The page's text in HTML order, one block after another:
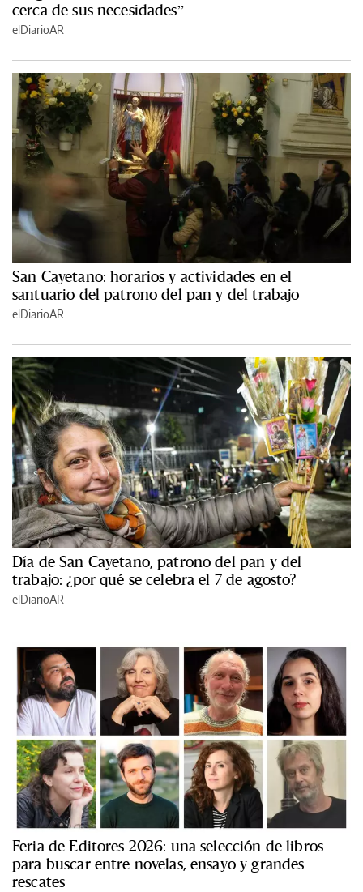
cerca de sus necesidades”
elDiarioAR
San Cayetano: horarios y actividades en el
santuario del patrono del pan y del trabajo
elDiarioAR
Día de San Cayetano, patrono del pan y del
trabajo: ¿por qué se celebra el 7 de agosto?
elDiarioAR
Feria de Editores 2026: una selección de libros
para buscar entre novelas, ensayo y grandes
rescates